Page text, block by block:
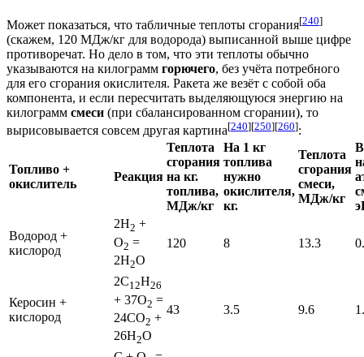
Может показаться, что табличные теплоты сгорания[240]
(скажем, 120 МДж/кг для водорода) выписанной выше цифре
противоречат. Но дело в том, что эти теплоты обычно
указываются на килограмм горючего, без учёта потребного
для его сгорания окислителя. Ракета же везёт с собой оба
компонента, и если пересчитать выделяющуюся энергию на
килограмм смеси (при сбалансированном сгорании), то
вырисовывается совсем другая картина[240][250][260]:
Топливо +
окислитель
Реакция
Теплота
сгорания
на кг.
топлива,
МДж/кг
На 1 кг
топлива
нужно
окислителя,
кг.
Теплота
сгорания
смеси,
МДж/кг
Водород +
кислород
2H2 +
O2 =
2H2O
120 8 13.3
Керосин +
кислород
2C12H26
+ 37O2 =
24CO2 +
26H2O
43 3.5 9.6